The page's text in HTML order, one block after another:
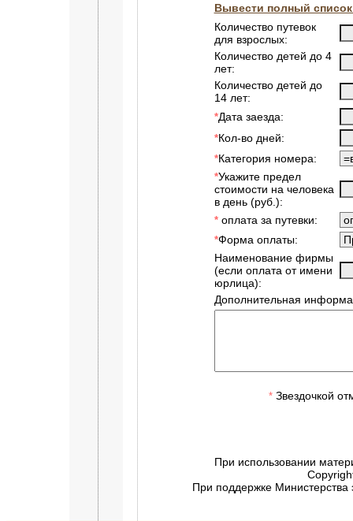
Вывести полный
Количество путевок
для взрослых:
Количество детей до 4
лет:
Количество детей до
14 лет:
*Дата заезда:
*Кол-во дней:
*Категория номера:
*Укажите предел
стоимости на человека
в день (руб.):
*оплата за путевки:
*Форма оплаты:
Наименование фирмы
(если оплата от имени
юрлица):
Дополнительная
*Звездочкой
При использовании
При поддержке Министерства